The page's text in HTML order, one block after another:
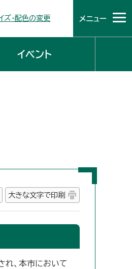
ズ・配色の変更 メニュー
イベント
大きな文字で印刷
れ、本市において